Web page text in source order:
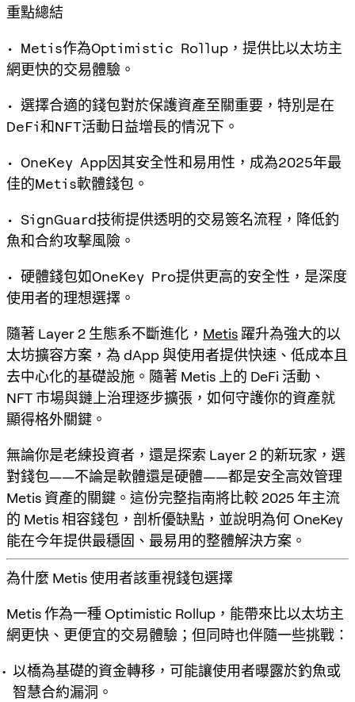
重點總結
• Metis作為Optimistic Rollup，提供比以太坊主
網更快的交易體驗。
• 選擇合適的錢包對於保護資產至關重要，特別是在
DeFi和NFT活動日益增長的情況下。
• OneKey App因其安全性和易用性，成為2025年最
佳的Metis軟體錢包。
• SignGuard技術提供透明的交易簽名流程，降低釣
魚和合約攻擊風險。
• 硬體錢包如OneKey Pro提供更高的安全性，是深度
使用者的理想選擇。
隨著 Layer 2 生態系不斷進化， Metis 躍升為強大的以
太坊擴容方案，為 dApp 與使用者提供快速、低成本且
去中心化的基礎設施。隨著 Metis 上的 DeFi 活動、
NFT 市場與鏈上治理逐步擴張，如何守護你的資產就
顯得格外關鍵。
無論你是老練投資者，還是探索 Layer 2 的新玩家，選
對錢包——不論是軟體還是硬體——都是安全高效管理
Metis 資產的關鍵。這份完整指南將比較 2025 年主流
的 Metis 相容錢包，剖析優缺點，並說明為何 OneKey
能在今年提供最穩固、最易用的整體解決方案。
為什麼 Metis 使用者該重視錢包選擇
Metis 作為一種 Optimistic Rollup，能帶來比以太坊主
網更快、更便宜的交易體驗；但同時也伴隨一些挑戰：
以橋為基礎的資金轉移，可能讓使用者曝露於釣魚或
智慧合約漏洞。